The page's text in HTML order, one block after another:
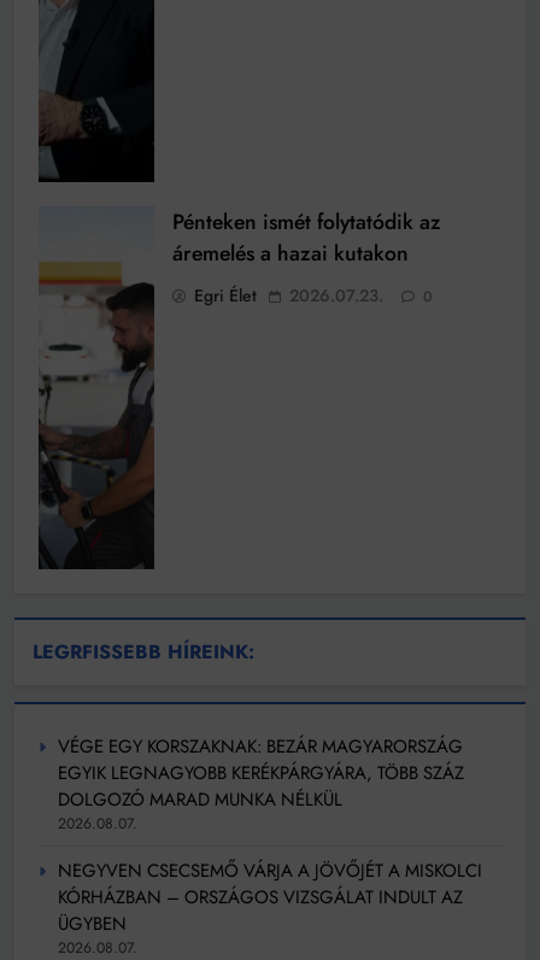
Pénteken ismét folytatódik az
áremelés a hazai kutakon
Egri Élet 2026.07.23. 0
LEGRFISSEBB HÍREINK:
VÉGE EGY KORSZAKNAK: BEZÁR MAGYARORSZÁG
EGYIK LEGNAGYOBB KERÉKPÁRGYÁRA, TÖBB SZÁZ
DOLGOZÓ MARAD MUNKA NÉLKÜL
2026.08.07.
NEGYVEN CSECSEMŐ VÁRJA A JÖVŐJÉT A MISKOLCI
KÓRHÁZBAN – ORSZÁGOS VIZSGÁLAT INDULT AZ
ÜGYBEN
2026.08.07.